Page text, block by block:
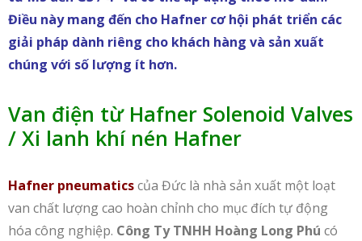
Điều này mang đến cho Hafner cơ hội phát triển các
giải pháp dành riêng cho khách hàng và sản xuất
chúng với số lượng ít hơn.
Van điện từ Hafner Solenoid Valves
/ Xi lanh khí nén Hafner
Hafner pneumaticscủa Đức là nhà sản xuất một loạt
van chất lượng cao hoàn chỉnh cho mục đích tự động
hóa công nghiệp. Công Ty TNHH Hoàng Long Phú có